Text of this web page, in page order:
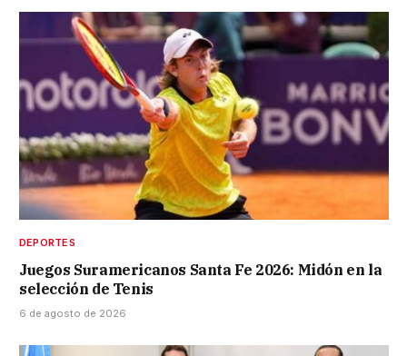
DEPORTES
Juegos Suramericanos Santa Fe 2026: Midón en la
selección de Tenis
6 de agosto de 2026